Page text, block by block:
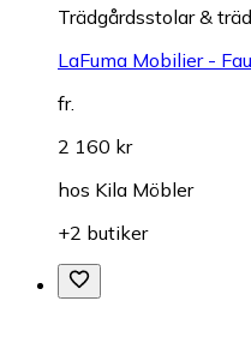
Trädgårdsstolar &
LaFuma Mobilier -
fr.
2 160 kr
hos Kila Möbler
+2 butiker